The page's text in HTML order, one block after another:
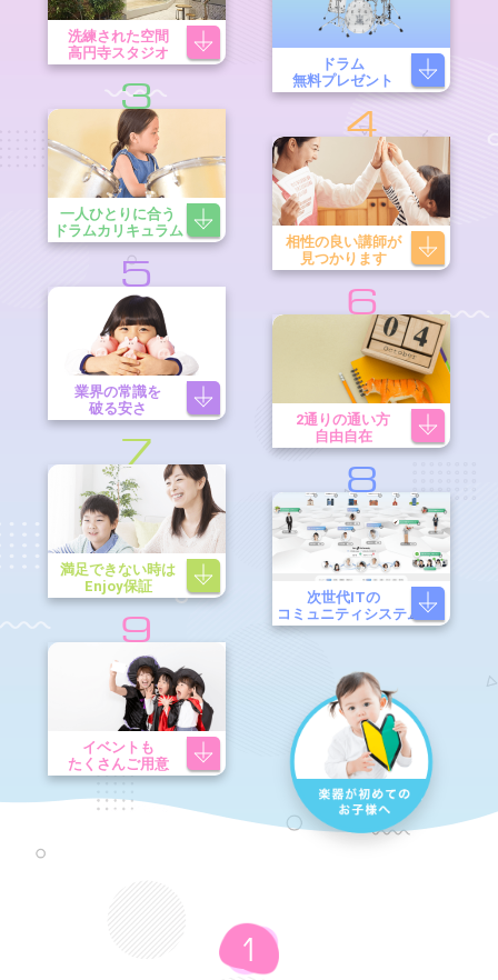
洗練された空間
高円寺スタジオ
ドラム
無料プレゼント
3
一人ひとりに合う
ドラムカリキュラム
4
相性の良い講師が
見つかります
5
業界の常識を
破る安さ
6
2通りの通い方
自由自在
7
満足できない時は
Enjoy保証
8
次世代ITの
コミュニティシステム
9
イベントも
たくさんご用意